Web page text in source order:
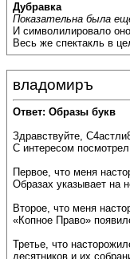
Дубравка
Показательна была
И символилировало
Весь же спектакль в
владомиръ
Ответ: Образы букв
Здравствуйте,
С интересом
Первое, что меня
Образах указывает на
Второе, что меня
«Копное Право»
Третье, что
десятников и их